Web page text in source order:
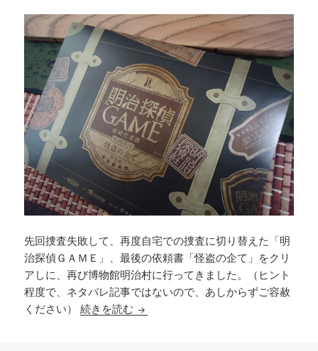
先回捜査失敗して、再度自宅での捜査に切り替えた「明
治探偵ＧＡＭＥ」、最後の依頼書「怪盗の企て」をクリ
アしに、再び博物館明治村に行ってきました。（ヒント
程度で、ネタバレ記事ではないので、あしからずご容赦
ください）続きを読む ［依頼書伍］怪盗の企てをクリア（